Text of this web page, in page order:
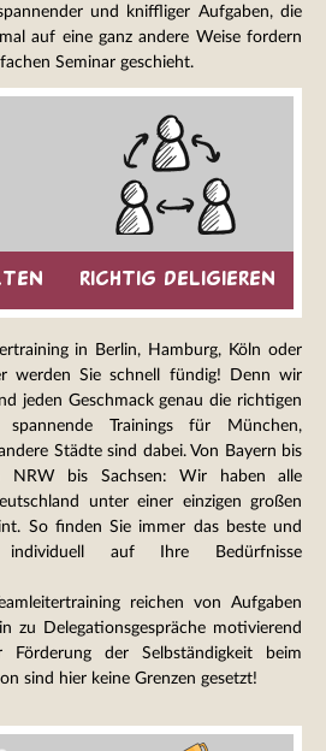
und kniffliger Aufgaben, die
auf eine ganz andere Weise fordern
Seminar geschieht.
richtig deligieren
in Berlin, Hamburg, Köln oder
werden Sie schnell fündig! Denn wir
jeden Geschmack genau die richtigen
Trainings für München,
Städte sind dabei. Von Bayern bis
NRW bis Sachsen: Wir haben alle
unter einer einzigen großen
So finden Sie immer das beste und
individuell auf Ihre Bedürfnisse
reichen von Aufgaben
zu Delegationsgespräche motivierend
der Selbständigkeit beim
sind hier keine Grenzen gesetzt!